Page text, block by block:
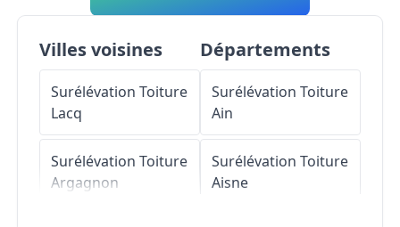
Villes voisines
Surélévation Toiture
Lacq
Surélévation Toiture
Argagnon
Départements
Surélévation Toiture
Ain
Surélévation Toiture
Aisne